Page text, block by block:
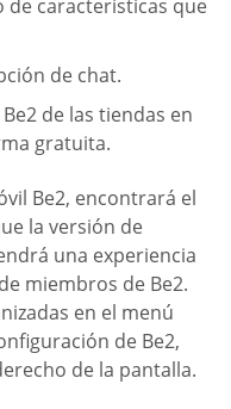
características que
de chat.
de las tiendas en
gratuita.
Be2, encontrará el
la versión de
una experiencia
miembros de Be2.
en el menú
de Be2,
de la pantalla.